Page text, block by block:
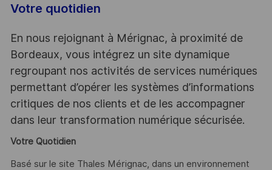
Votre quotidien
En nous rejoignant à Mérignac, à proximité de
Bordeaux, vous intégrez un site dynamique
regroupant nos activités de services numériques
permettant d’opérer les systèmes d’informations
critiques de nos clients et de les accompagner
dans leur transformation numérique sécurisée.
Votre Quotidien
Basé sur le site Thales Mérignac, dans un environnement